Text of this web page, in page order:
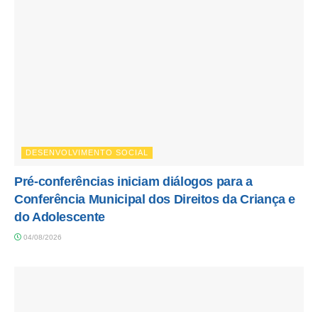
DESENVOLVIMENTO SOCIAL
Pré-conferências iniciam diálogos para a
Conferência Municipal dos Direitos da Criança e
do Adolescente
04/08/2026